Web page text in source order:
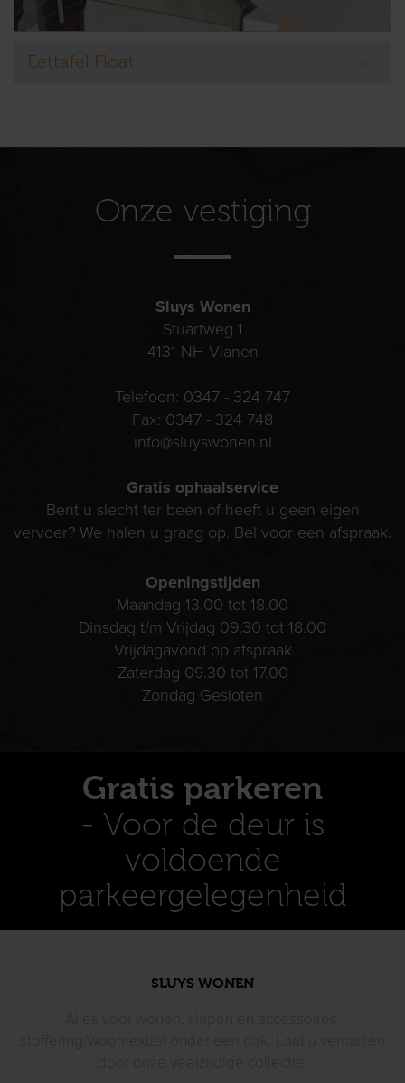
Eettafel Float
Onze vestiging
Sluys Wonen
Stuartweg 1
4131 NH Vianen
Telefoon: 0347 - 324 747
Fax: 0347 - 324 748
info@sluyswonen.nl
Gratis ophaalservice
Bent u slecht ter been of heeft u geen eigen
vervoer? We halen u graag op. Bel voor een afspraak.
Openingstijden
Maandag 13.00 tot 18.00
Dinsdag t/m Vrijdag 09.30 tot 18.00
Vrijdagavond op afspraak
Zaterdag 09.30 tot 17.00
Zondag Gesloten
Gratis parkeren
- Voor de deur is
voldoende
parkeergelegenheid
SLUYS WONEN